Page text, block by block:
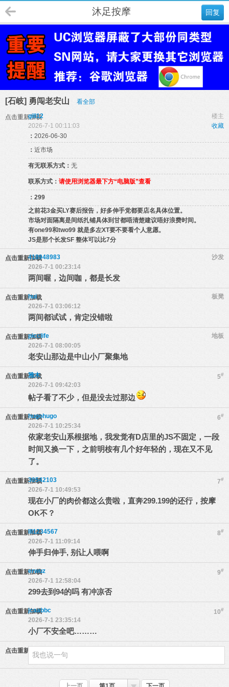
回复
沐足按摩
[石岐] 勇闯老安山 看全部
点击重新加载 楼主
gill12
收藏
2026-7-1 00:11:03
： 2026-06-30
： 近市场
有无联系方式： 无
联系方式： 请使用浏览器最下方“电脑版”查看
： 299
之前花3金买LY赛后报告，好多伸手党都要店名具体位置。
市场对面隔离是间纸扎铺具体到甘都唔清楚建议唔好浪费时间。
有one99和two99 就是多左XT要不要看个人意愿。
JS是那个长发SF 整体可以比7分
点击重新加载 沙发
418948983
2026-7-1 00:23:14
两间喔，边间咖，都是长发
点击重新加载 板凳
hui
2026-7-1 03:06:12
两间都试试，肯定没错啦
点击重新加载 地板
picclife
2026-7-1 08:00:05
老安山那边是中山小厂聚集地
点击重新加载 5#
雅木
2026-7-1 09:42:03
帖子看了不少，但是没去过那边
点击重新加载 6#
hugohugo
2026-7-1 10:25:34
依家老安山系根据地，我发觉有D店里的JS不固定，一段
时间又换一下，之前明桉有几个好年轻的，现在又不见
了。
点击重新加载 7#
30542103
2026-7-1 10:49:53
现在小厂的肉价都这么贵啦，直奔299.199的还行，按摩
OK不？
点击重新加载 8#
lll1234567
2026-7-1 11:09:14
伸手归伸手, 别让人喂啊
点击重新加载 9#
erwuz
2026-7-1 12:58:04
299去到94的吗 有冲凉否
点击重新加载 10#
jcaabbc
2026-7-1 23:35:14
小厂不安全吧………
点击重新加载